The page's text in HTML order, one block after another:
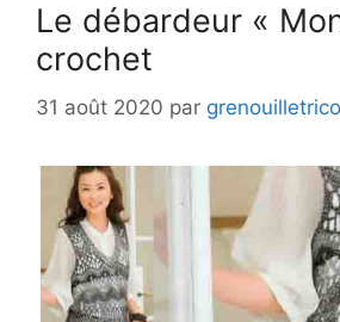
Le débardeur «
crochet
31 août 2020 par